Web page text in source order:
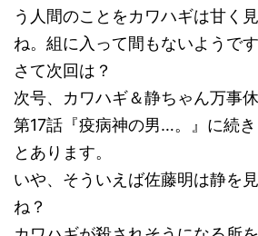
う人間のことをカワハギは甘く
ね。組に入って間もないようです
さて次回は？
次号、カワハギ＆静ちゃん万事休
第17話『疫病神の男…。』に続き
とあります。
いや、そういえば佐藤明は静を
ね？